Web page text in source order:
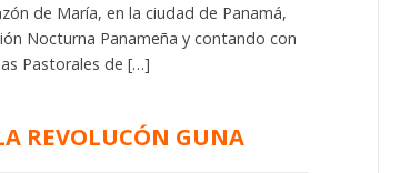
de María, en la ciudad de Panamá,
Nocturna Panameña y contando con
Pastorales de […]
REVOLUCÓN GUNA